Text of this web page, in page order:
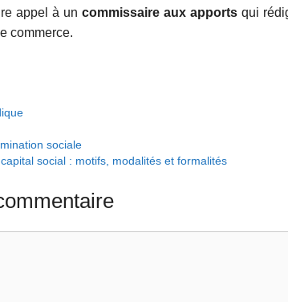
appel à un commissaire aux apportsqui
commerce.
sociale
social : motifs, modalités et formalités